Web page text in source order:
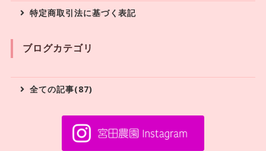
特定商取引法に基づく表記
ブログカテゴリ
全ての記事(87)